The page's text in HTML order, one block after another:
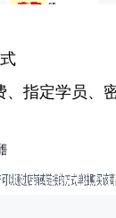
、指定学员、